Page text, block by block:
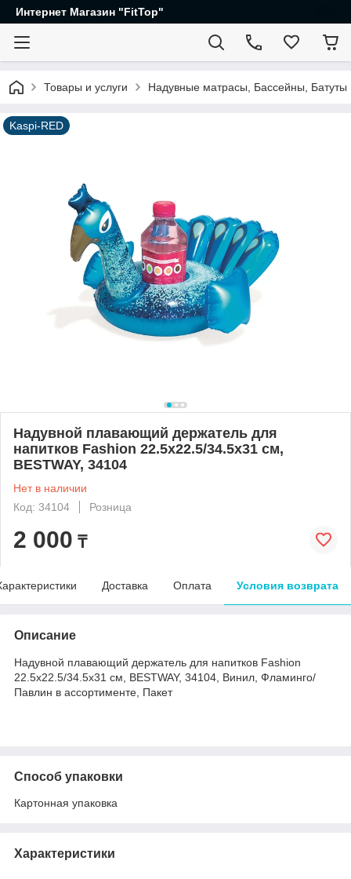
Интернет Магазин "FitTop"
Товары и услуги Надувные матрасы, Бассейны, Батуты
Kaspi-RED
Надувной плавающий держатель для
напитков Fashion 22.5x22.5/34.5x31 см,
BESTWAY, 34104
Нет в наличии
Код: 34104
Розница
2 000 ₸
Доставка Оплата Условия возврата
Описание
Надувной плавающий держатель для напитков Fashion
22.5x22.5/34.5x31 см, BESTWAY, 34104, Винил, Фламинго/
Павлин в ассортименте, Пакет
Способ упаковки
Картонная упаковка
Характеристики